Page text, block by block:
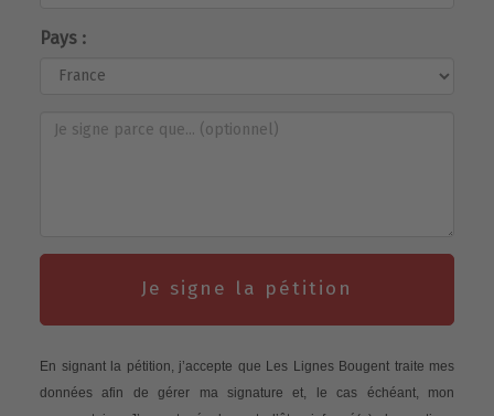
Pays :
Je signe la pétition
En signant la pétition, j’accepte que Les Lignes Bougent traite mes
données afin de gérer ma signature et, le cas échéant, mon